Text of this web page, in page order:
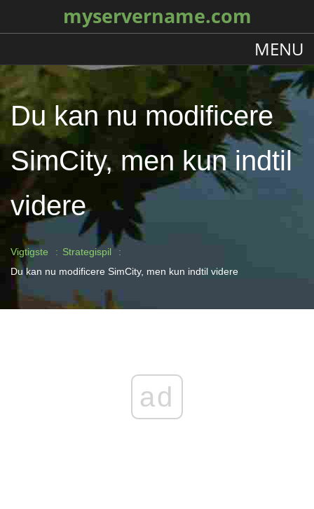
myservername.com
MENU
Du kan nu modificere
SimCity, men kun indtil
videre
Vigtigste
Strategispil
Du kan nu modificere SimCity, men kun indtil videre
ad